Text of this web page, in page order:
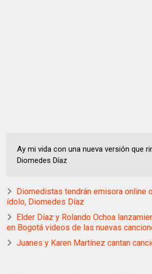
Ay mi vida con una nueva versión que
Diomedes Díaz
Diomedistas tendrán emisora online
ídolo, Diomedes Díaz
Elder Díaz y Rolando Ochoa
en Bogotá videos de las nuevas
Juanes y Karen Martínez cantan